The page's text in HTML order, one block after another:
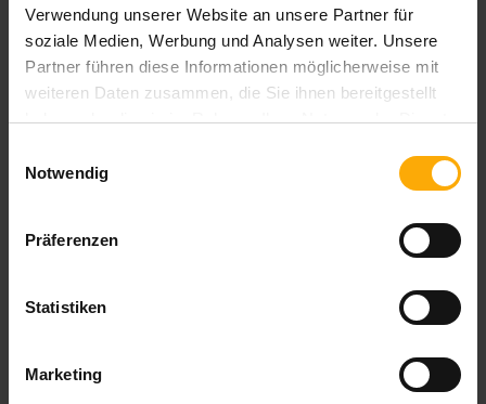
Verwendung unserer Website an unsere Partner für
soziale Medien, Werbung und Analysen weiter. Unsere
Partner führen diese Informationen möglicherweise mit
weiteren Daten zusammen, die Sie ihnen bereitgestellt
haben oder die sie im Rahmen Ihrer Nutzung der Dienste
Notwendig
Präferenzen
Statistiken
Marketing
Deutschsprachiger HubSpot Nutzer Blog
aus Deutschland. Hier finden Sie die komplette Übersicht zu
Neuigkeiten und Updates der HubSpot Module Inbound